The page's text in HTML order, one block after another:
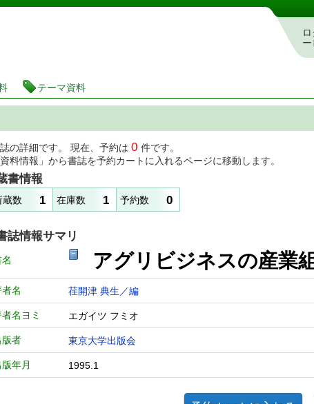
図書館 蔵書検索・予約システム
ー
テーマ資料
の詳細です。 現在、予約は 0 件です。
資料情報」から書誌を予約カートに入れるページに移動します。
書情報
蔵数 1 在庫数 1 予約数 0
誌情報サマリ
アグリビジネスの産業
名 荏開津 典生／編
名ヨミ エガイツ フミオ
版者 東京大学出版会
年月 1995.1